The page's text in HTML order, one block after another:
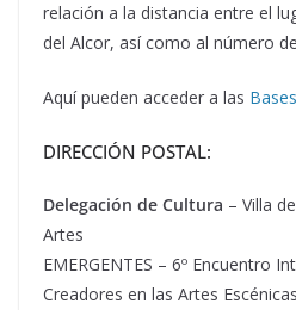
relación a la distancia entre el
del Alcor, así como al número
Aquí pueden acceder a las
DIRECCIÓN POSTAL:
Delegación de Cultura – Villa
Artes
EMERGENTES – 6º Encuentro
Creadores en las Artes Escénicas